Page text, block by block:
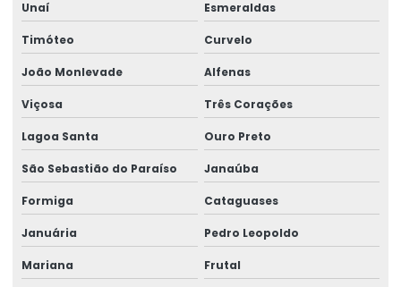
Empresa de perícias médicas judiciais
Empresa de perito trabalhista
Empresa que faz análise ergonômica do trabalho
Empresa que faz laudo ergonômico
Empresa que realiza reinclusão de afastados
Empresa de saúde ocupacional
Empresa de saúde e segurança do trabalho
Empresa de saúde e segurança no trabalho
Unaí Esmeraldas
Timóteo Curvelo
João Monlevade Alfenas
Viçosa Três Corações
Lagoa Santa Ouro Preto
São Sebastião do Paraíso Janaúba
Formiga Cataguases
Januária Pedro Leopoldo
Mariana Frutal